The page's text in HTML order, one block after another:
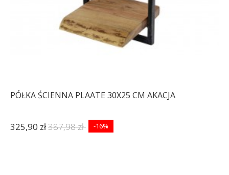
PÓŁKA ŚCIENNA PLAATE 30X25 CM AKACJA
325,90 zł387,98 zł -16%